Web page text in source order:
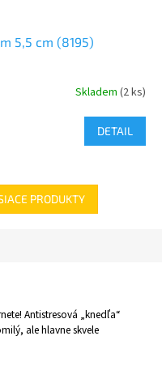
5,5 cm (8195)
Skladem (2 ks)
DETAIL
PRODUKTY
Antistresová „knedľa“
ale hlavne skvele